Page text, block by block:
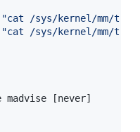
"cat /sys/kernel/mm/
"cat /sys/kernel/mm/
madvise
[never]